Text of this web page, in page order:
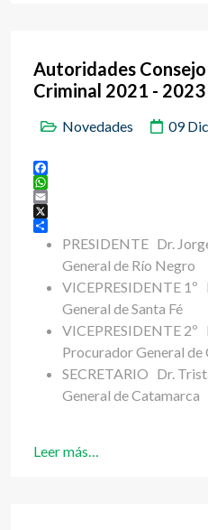
Autoridades
Criminal 2021 - 2023
Novedades 09
Facebook
WhatsApp
Email
X
SharePRESIDENTE Dr.
General de Río Negro
VICEPRESIDENTE
General de Santa Fé
VICEPRESIDENTE 2º
Procurador General de
SECRETARIO Dr.
General de Catamarca
Leer más…